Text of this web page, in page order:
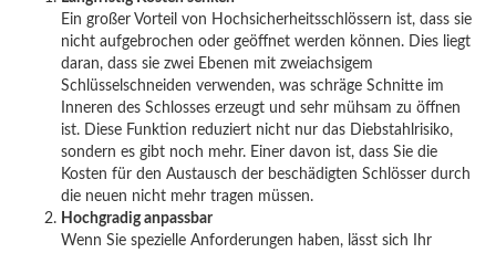
Ein großer Vorteil von Hochsicherheitsschlössern ist, dass sie
nicht aufgebrochen oder geöffnet werden können. Dies liegt
daran, dass sie zwei Ebenen mit zweiachsigem
Schlüsselschneiden verwenden, was schräge Schnitte im
Inneren des Schlosses erzeugt und sehr mühsam zu öffnen
ist. Diese Funktion reduziert nicht nur das Diebstahlrisiko,
sondern es gibt noch mehr. Einer davon ist, dass Sie die
Kosten für den Austausch der beschädigten Schlösser durch
die neuen nicht mehr tragen müssen.
Hochgradig anpassbar
Wenn Sie spezielle Anforderungen haben, lässt sich Ihr